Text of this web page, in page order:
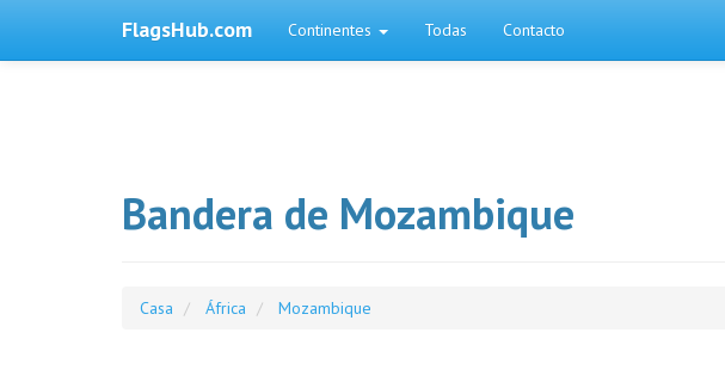
FlagsHub.com Continentes Todas Contacto
Bandera de Mozambique
Casa África Mozambique